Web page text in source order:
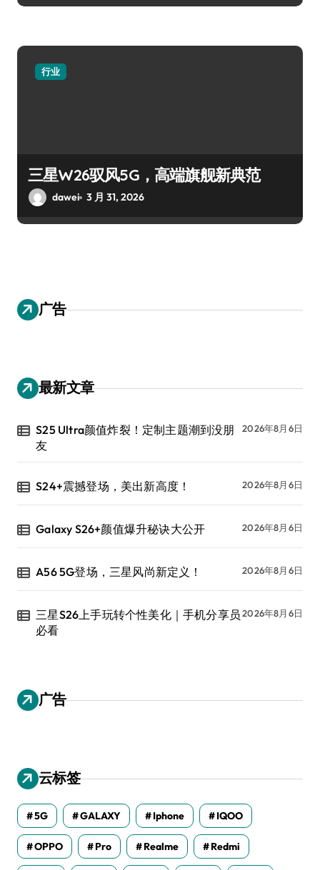
行业
三星W26驭风5G，高端旗舰新典范
dawei 3 月 31, 2026
广告
最新文章
S25 Ultra颜值炸裂！定制主题潮到没朋
友
2026年8月6日
S24+震撼登场，美出新高度！ 2026年8月6日
Galaxy S26+颜值爆升秘诀大公开 2026年8月6日
A56 5G登场，三星风尚新定义！ 2026年8月6日
三星S26上手玩转个性美化｜手机分享员
必看
2026年8月6日
广告
云标签
5G GALAXY Iphone IQOO
OPPO Pro Realme Redmi